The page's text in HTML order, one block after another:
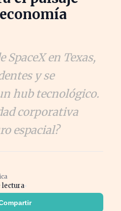
SpaceX en Texas,
y se
hub tecnológico.
corporativa
espacial?
lectura